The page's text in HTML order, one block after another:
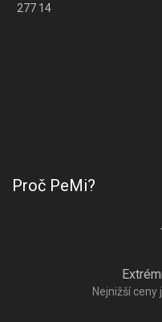
277 14
Proč PeMi?
Nejnižší ceny